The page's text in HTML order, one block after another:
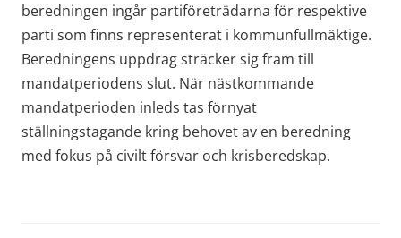
beredningen ingår partiföreträdarna för respektive
parti som finns representerat i kommunfullmäktige.
Beredningens uppdrag sträcker sig fram till
mandatperiodens slut. När nästkommande
mandatperioden inleds tas förnyat
ställningstagande kring behovet av en beredning
med fokus på civilt försvar och krisberedskap.